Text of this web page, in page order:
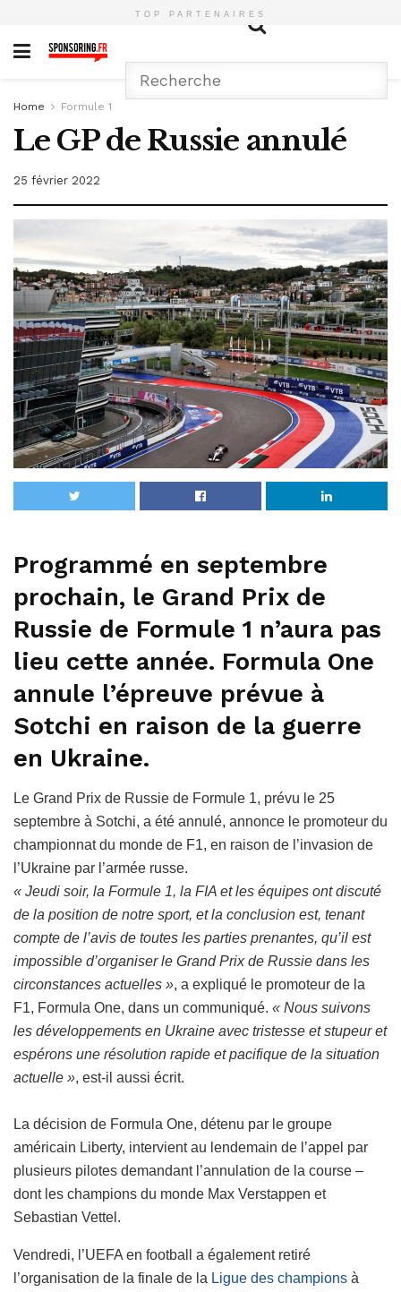
TOP PARTENAIRES
Home Formule 1
Le GP de Russie annulé
25 février 2022
Programmé en septembre
prochain, le Grand Prix de
Russie de Formule 1 n’aura pas
lieu cette année. Formula One
annule l’épreuve prévue à
Sotchi en raison de la guerre
en Ukraine.
Le Grand Prix de Russie de Formule 1, prévu le 25
septembre à Sotchi, a été annulé, annonce le promoteur du
championnat du monde de F1, en raison de l’invasion de
l’Ukraine par l’armée russe.
« Jeudi soir, la Formule 1, la FIA et les équipes ont discuté
de la position de notre sport, et la conclusion est, tenant
compte de l’avis de toutes les parties prenantes, qu’il est
impossible d’organiser le Grand Prix de Russie dans les
circonstances actuelles », a expliqué le promoteur de la
F1, Formula One, dans un communiqué. « Nous suivons
les développements en Ukraine avec tristesse et stupeur et
espérons une résolution rapide et pacifique de la situation
actuelle », est-il aussi écrit.
La décision de Formula One, détenu par le groupe
américain Liberty, intervient au lendemain de l’appel par
plusieurs pilotes demandant l’annulation de la course –
dont les champions du monde Max Verstappen et
Sebastian Vettel.
Vendredi, l’UEFA en football a également retiré
l’organisation de la finale de la Ligue des champions à